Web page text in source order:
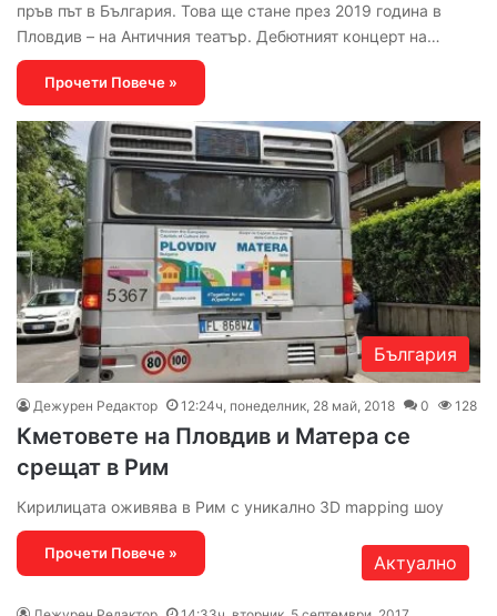
пръв път в България. Това ще стане през 2019 година в
Пловдив – на Античния театър. Дебютният концерт на…
Прочети Повече »
България
Дежурен Редактор 12:24ч, понеделник, 28 май, 2018 0 128
Кметовете на Пловдив и Матера се
срещат в Рим
Кирилицата оживява в Рим с уникално 3D mapping шоу
Прочети Повече » Актуално